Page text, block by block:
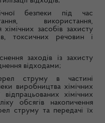
безпеки під час
використання,
засобів захисту
токсичних речовин і
заходів із захисту
відходами;
струму в частині
виробництва хімічних
хімічних
обсягів накопичення
струму та передачі їх